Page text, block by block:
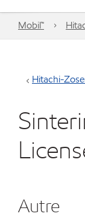
Mobil™
Hitachi-
Autre